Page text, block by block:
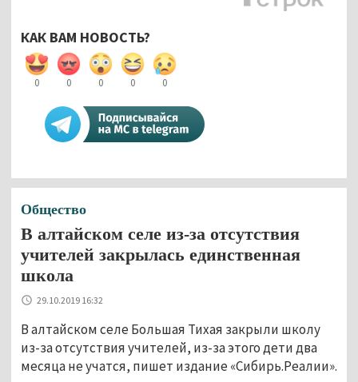
КАК ВАМ НОВОСТЬ?
0 0 0 0 0
Общество
В алтайском селе из-за отсутствия
учителей закрылась единственная
школа
29.10.2019 16:32
В алтайском селе Большая Тихая закрыли школу
из-за отсутствия учителей, из-за этого дети два
месяца не учатся, пишет издание «Сибирь.Реалии».